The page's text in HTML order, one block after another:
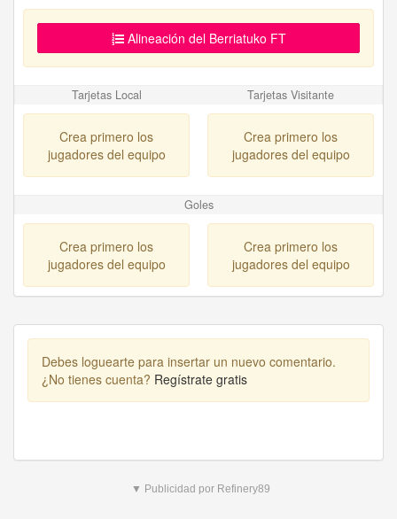
Alineación del Berriatuko FT
Tarjetas Local Tarjetas Visitante
Crea primero los
jugadores del equipo
Crea primero los
jugadores del equipo
Goles
Crea primero los
jugadores del equipo
Crea primero los
jugadores del equipo
Debes loguearte para insertar un nuevo comentario.
¿No tienes cuenta? Regístrate gratis
▼ Publicidad por Refinery89